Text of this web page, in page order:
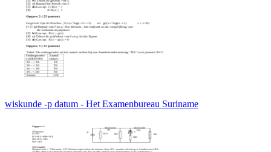
wiskunde -p datum - Het Examenbureau Suriname